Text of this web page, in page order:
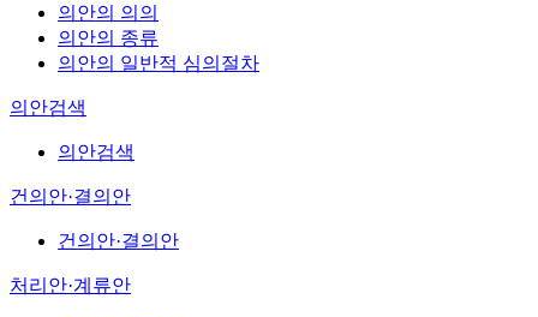
의안의 의의
의안의 종류
의안의 일반적 심의절차
의안검색
의안검색
건의안·결의안
건의안·결의안
처리안·계류안